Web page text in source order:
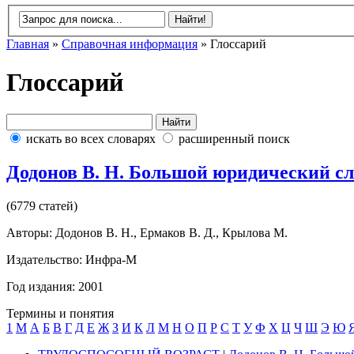
Главная » Справочная информация » Глоссарий
Глоссарий
искать во всех словарях расширенный поиск
Додонов В. Н. Большой юридический
(6779 статей)
Авторы: Додонов В. Н., Ермаков В. Д., Крылова М.
Издательство: Инфра-М
Год издания: 2001
Термины и понятия
1 M А Б В Г Д Е Ж З И К Л М Н О П Р С Т У Ф Х Ц Ч Ш Э Ю